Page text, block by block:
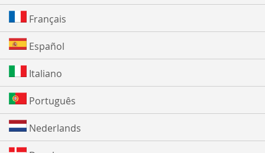
Français
Español
Italiano
Português
Nederlands